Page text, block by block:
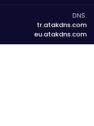
DNS:
tr.atakdns.com
eu.atakdns.com